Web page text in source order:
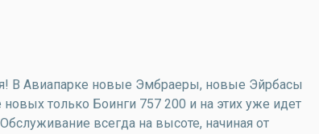
В Авиапарке новые Эмбраеры, новые Эйрбасы
только Боинги 757 200 и на этих уже идет
всегда на высоте, начиная от